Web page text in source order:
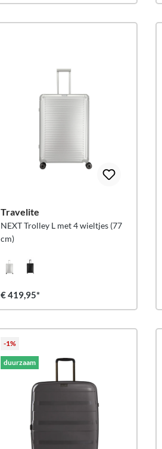
Travelite
NEXT Trolley L met 4 wieltjes (77
cm)
€ 419,95*
-1%
duurzaam